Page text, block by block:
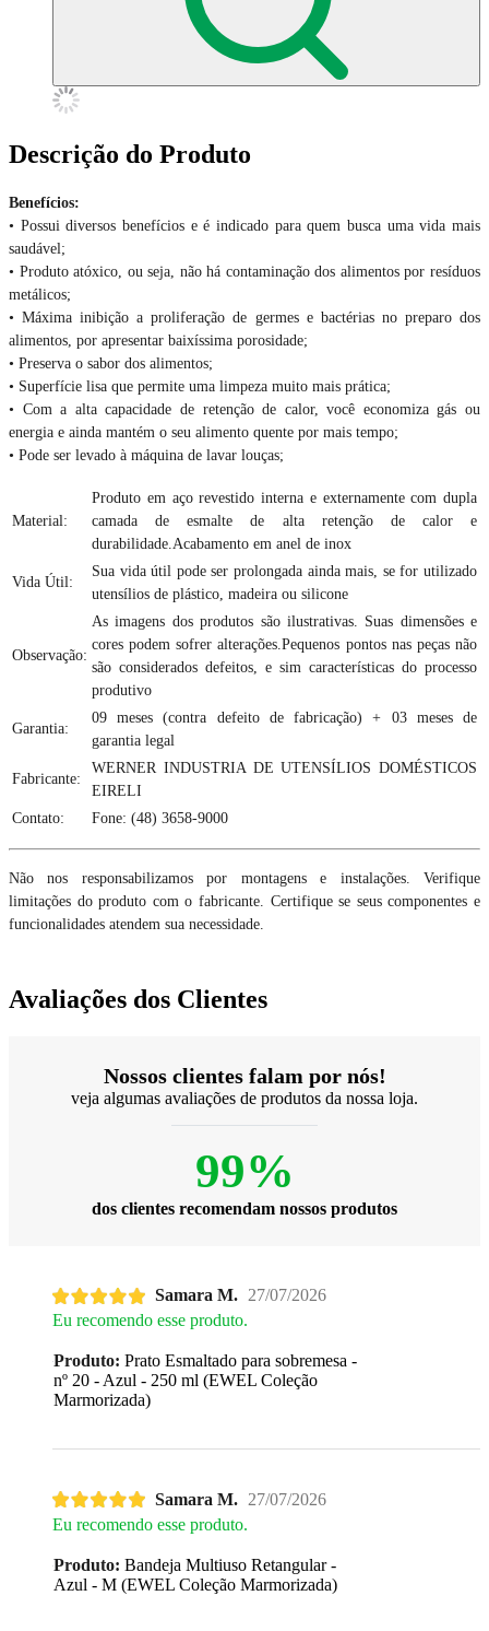
Descrição do Produto
Benefícios:
• Possui diversos benefícios e é indicado para quem busca uma vida mais
saudável;
• Produto atóxico, ou seja, não há contaminação dos alimentos por resíduos
metálicos;
• Máxima inibição a proliferação de germes e bactérias no preparo dos
alimentos, por apresentar baixíssima porosidade;
• Preserva o sabor dos alimentos;
• Superfície lisa que permite uma limpeza muito mais prática;
• Com a alta capacidade de retenção de calor, você economiza gás ou
energia e ainda mantém o seu alimento quente por mais tempo;
• Pode ser levado à máquina de lavar louças;
Material:
Produto em aço revestido interna e externamente com dupla
camada de esmalte de alta retenção de calor e
durabilidade.Acabamento em anel de inox
Vida Útil:
Sua vida útil pode ser prolongada ainda mais, se for utilizado
utensílios de plástico, madeira ou silicone
Observação:
As imagens dos produtos são ilustrativas. Suas dimensões e
cores podem sofrer alterações.Pequenos pontos nas peças não
são considerados defeitos, e sim características do processo
produtivo
Garantia:
09 meses (contra defeito de fabricação) + 03 meses de
garantia legal
Fabricante:
WERNER INDUSTRIA DE UTENSÍLIOS DOMÉSTICOS
EIRELI
Contato:
Fone: (48) 3658-9000
Não nos responsabilizamos por montagens e instalações. Verifique
limitações do produto com o fabricante. Certifique se seus componentes e
funcionalidades atendem sua necessidade.
Avaliações dos Clientes
Nossos clientes falam por nós!
veja algumas avaliações de produtos da nossa loja.
99%
dos clientes recomendam nossos produtos
Samara M. 27/07/2026
Eu recomendo esse produto.
Produto: Prato Esmaltado para sobremesa -
nº 20 - Azul - 250 ml (EWEL Coleção
Marmorizada)
Samara M. 27/07/2026
Eu recomendo esse produto.
Produto: Bandeja Multiuso Retangular -
Azul - M (EWEL Coleção Marmorizada)